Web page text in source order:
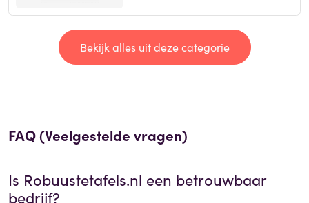
Bekijk alles uit deze categorie
FAQ (Veelgestelde vragen)
Is Robuustetafels.nl een betrouwbaar
bedrijf?